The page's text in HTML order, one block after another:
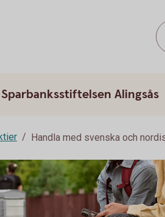
Sparbanksstiftelsen Alingsås
Handla med svenska och